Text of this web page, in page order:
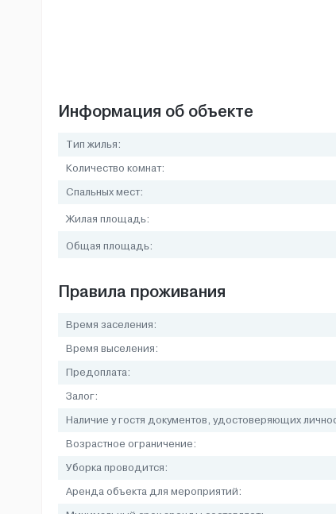
Информация об объекте
Тип жилья:
Количество комнат:
Спальных мест:
Жилая площадь:
Общая площадь:
Правила проживания
Время заселения:
Время выселения:
Предоплата:
Залог:
Наличие у гостя документов, удостоверяющих
Возрастное ограничение:
Уборка проводится:
Аренда объекта для мероприятий: